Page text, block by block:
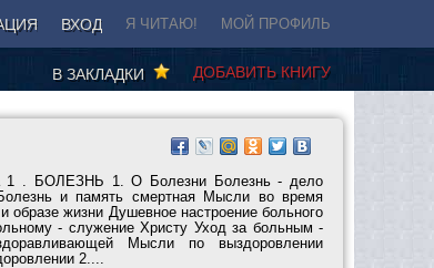
ВХОД Я ЧИТАЮ! МОЙ ПРОФИЛЬ
ДОБАВИТЬ КНИГУ
В ЗАКЛАДКИ
1 . БОЛЕЗНЬ 1. О Болезни Болезнь - дело
и память смертная Мысли во время
образе жизни Душевное настроение больного
- служение Христу Уход за больным -
Мысли по выздоровлении
2....